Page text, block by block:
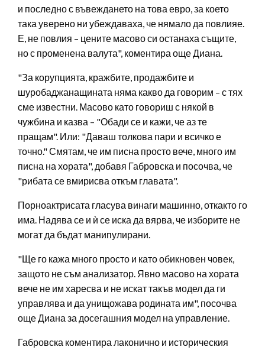
и последно с въвеждането на това евро, за което
така уверено ни убеждаваха, че нямало да повлияе.
Е, не повлия – цените масово си останаха същите,
но с променена валута", коментира още Диана.
"За корупцията, кражбите, продажбите и
шуробаджанащината няма какво да говорим – с тях
сме известни. Масово като говориш с някой в
чужбина и казва – "Обади се и кажи, че аз те
пращам". Или: "Даваш толкова пари и всичко е
точно." Смятам, че им писна просто вече, много им
писна на хората", добавя Габровска и посочва, че
"рибата се вмирисва откъм главата".
Порноактрисата гласува винаги машинно, откакто го
има. Надява се и ѝ се иска да вярва, че изборите не
могат да бъдат манипулирани.
"Ще го кажа много просто и като обикновен човек,
защото не съм анализатор. Явно масово на хората
вече не им харесва и не искат такъв модел да ги
управлява и да унищожава родината им", посочва
още Диана за досегашния модел на управление.
Габровска коментира лаконично и историческия